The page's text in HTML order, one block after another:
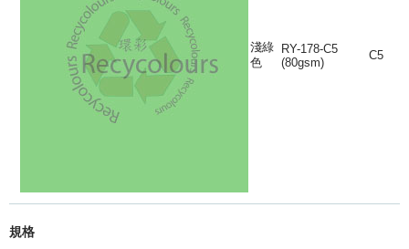
淺綠
色
RY-178-C5
(80gsm)
C5
規格